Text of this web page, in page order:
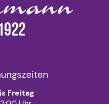
Freitag